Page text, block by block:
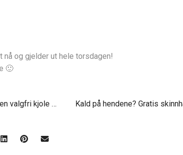
og gjelder ut hele torsdagen!
🙂
« Fortsatt noen timer igjen til å sikre seg en valgfri kjole med 30% rabatt!